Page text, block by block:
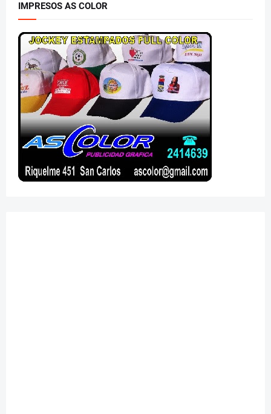
IMPRESOS AS COLOR